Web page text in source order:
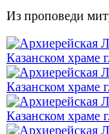
Из проповеди